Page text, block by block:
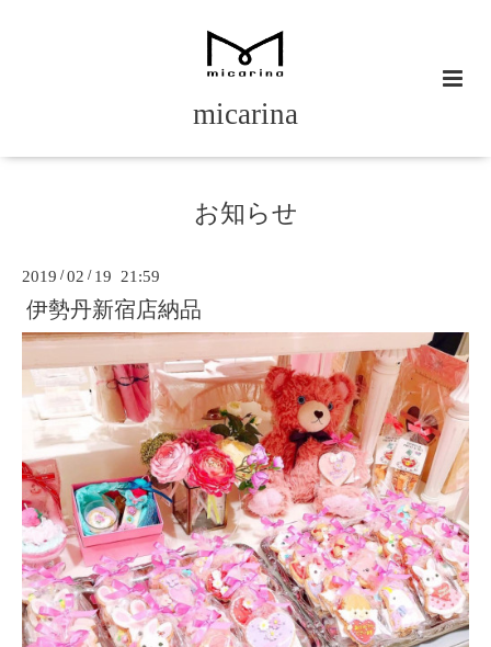
micarina
お知らせ
2019 /02 / 19 21:59
伊勢丹新宿店納品